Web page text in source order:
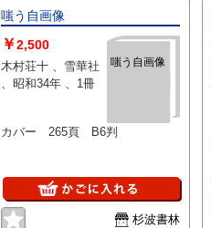
嗤う自画像
嗤う自画像
￥2,500
木村荘十 、雪華社
、昭和34年 、1冊
カバー 265頁 B6判
杉波書林